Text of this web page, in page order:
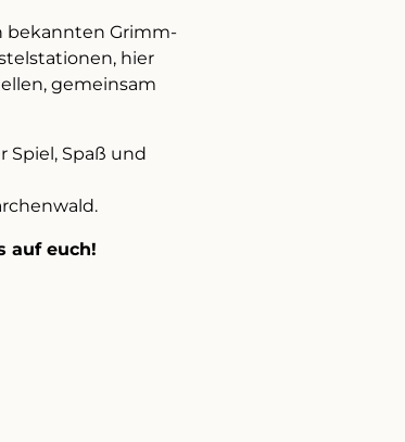
bekannten Grimm-
hier
gemeinsam
Spiel, Spaß und
auf euch!